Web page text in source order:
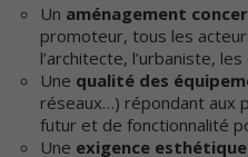
Un aménagement
promoteur, tous les
l’architecte, l’urbaniste,
Une qualité des
réseaux…) répondant aux
futur et de fonctionnalité
Une exigence esthétique